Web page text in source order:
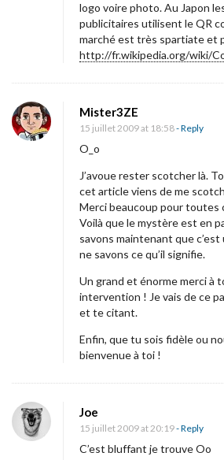
b
o
n
à
c
l
é
!
logo voire photo. Au Japon
publicitaires utilisent le QR
marché est très spartiate et
http://fr.wikipedia.org/wiki/
Mister3ZE
15 juillet 2009 at 18:58- Reply
O_o
J’avoue rester scotcher là.
cet article viens de me
Merci beaucoup pour toutes
Voilà que le mystère est en
savons maintenant que c’est
ne savons ce qu’il signifie.
Un grand et énorme merci à
intervention ! Je vais de ce
et te citant.
Enfin, que tu sois fidèle ou
bienvenue à toi !
Joe
15 juillet 2009 at 20:19- Reply
C’est bluffant je trouve Oo